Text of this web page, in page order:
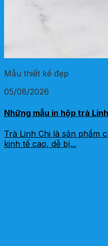
Mẫu thiết kế đẹp
05/08/2026
Những mẫu in hộp trà
Trà Linh Chi là sản phẩm
kinh tế cao, dễ bị...